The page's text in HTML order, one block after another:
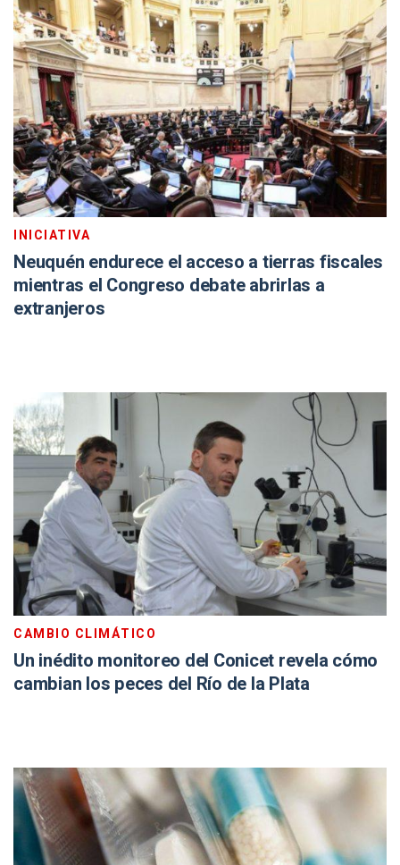
INICIATIVA
Neuquén endurece el acceso a tierras fiscales
mientras el Congreso debate abrirlas a
extranjeros
CAMBIO CLIMÁTICO
Un inédito monitoreo del Conicet revela cómo
cambian los peces del Río de la Plata